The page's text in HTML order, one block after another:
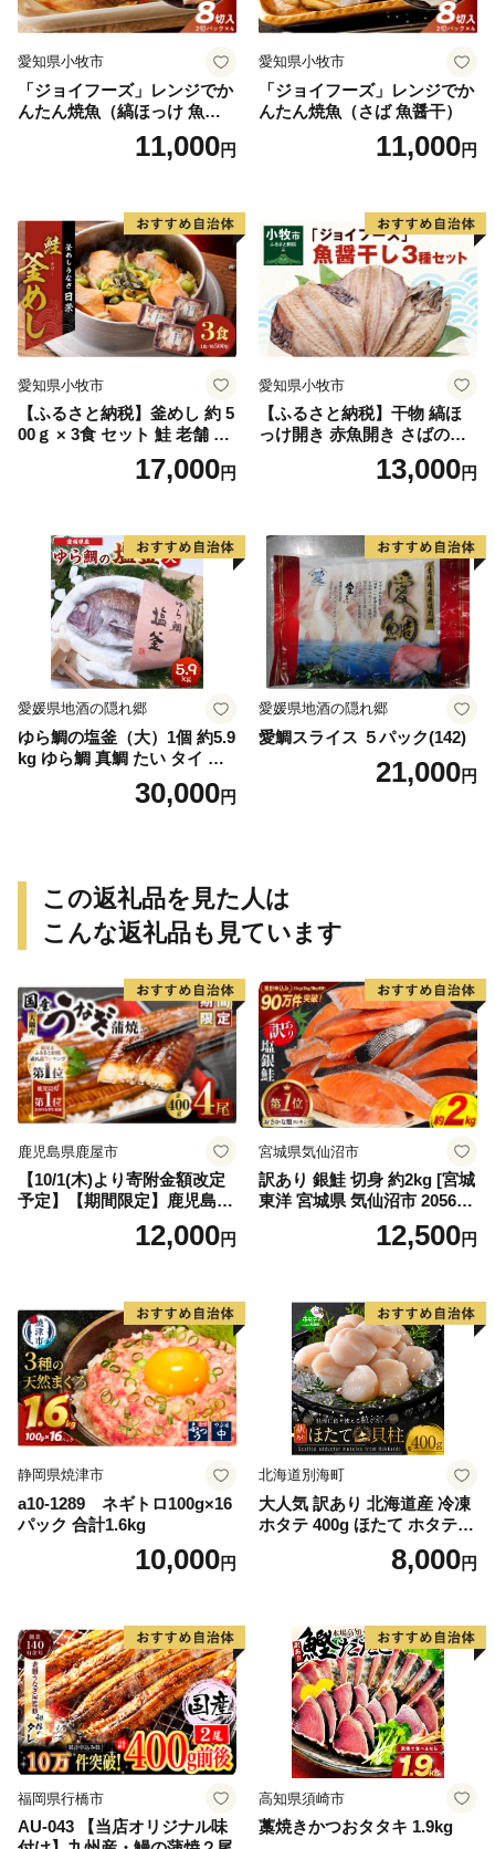
愛知県小牧市
「ジョイフーズ」レンジでか
んたん焼魚（縞ほっけ 魚醤
11,000円
愛知県小牧市
「ジョイフーズ」レンジでか
んたん焼魚（さば 魚醤干）
11,000円
愛知県小牧市
【ふるさと納税】釜めし 約 5
00ｇ × 3食 セット 鮭 老舗 急
速冷凍 レンチン 時短 簡単調
理 食品 加工品 海鮮 手作り
り寄せグルメ 愛知県 小牧市
送料無料
17,000円
愛知県小牧市
【ふるさと納税】干物 縞ほ
っけ開き 赤魚開き さばの開
き 魚醤干し 3種 セット 詰め
合わせ 魚 おかず 肉厚 おいし
取り寄せグルメ 魚醤 ナンプ
ラー 愛知県 小牧市 冷凍 送料
無料
13,000円
愛媛県地酒の隠れ郷
ゆら鯛の塩釜（大）1個 約5.9
kg ゆら鯛 真鯛 たい タイ 鯛
塩釜焼き 塩釜 魚 魚介類 海鮮
祝い事 お祝い ハレの日 食品
30,000円
愛媛県地酒の隠れ郷
愛鯛スライス ５パック(142)
21,000円
この返礼品を見た人は
こんな返礼品も見ています
鹿児島県鹿屋市
【10/1(木)より寄附金額改定
予定】【期間限定】鹿児島県
大隅産うなぎ蒲焼4尾（400
g） KN007-02312,000円
宮城県気仙沼市
訳あり 銀鮭 切身 約2kg [宮城
東洋 宮城県 気仙沼市 205649
91] 鮭 魚介類 海鮮 訳アリ 規
格外 不揃い さけ サケ 鮭切身
切り身 魚 わけあり
12,500円
静岡県焼津市
a10-1289 ネギトロ100g×16
パック 合計1.6kg
10,000円
北海道別海町
大人気 訳あり 北海道産 冷凍
ホタテ 400g ほたて ホタテ
8,000円
福岡県行橋市
AU-043 【当店オリジナル味
高知県須崎市
藁焼きかつおタタキ 1.9kg